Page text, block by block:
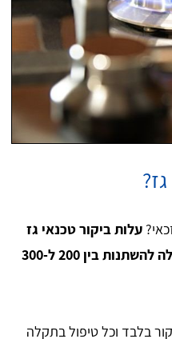
עלות ביקור טכנאי גז
נעה לרוב סביב 250 ש"ח אך יכולה להשתנות בין 200 ל-300
בלבד וכל טיפול בתקלה